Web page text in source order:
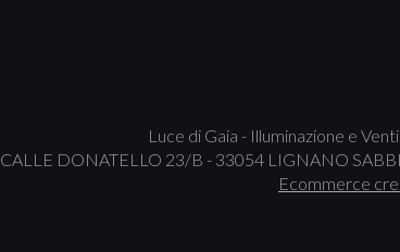
Luce di Gaia - Illuminazione e
CALLE DONATELLO 23/B - 33054 LIGNANO
Ecommerce